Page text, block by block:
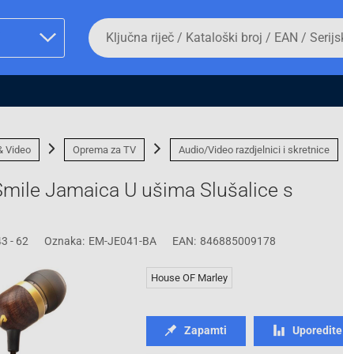
proizvoda i
Fizičko lice
Da
biste
potražili
proizvod,
broj,
EAN
serijski
Video Oprema za TV Audio/Video razdjelnici i skretnice
Jamaica U ušima Slušalice s
- 62 Oznaka: EM-JE041-BA EAN: 846885009178
House OF Marley
Zapamti Uporedite